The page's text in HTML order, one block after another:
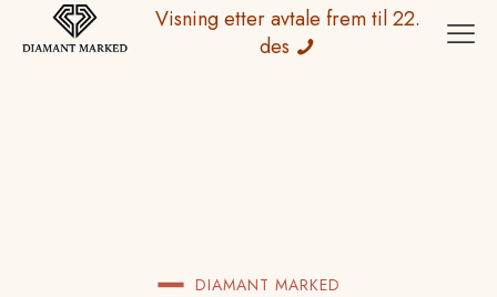
Visning etter avtale frem til 22.
des
DIAMANT MARKED